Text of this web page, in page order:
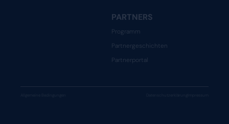
PARTNERS
Programm
Partnergeschichten
Partnerportal